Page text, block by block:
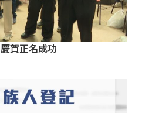
賀正名成功